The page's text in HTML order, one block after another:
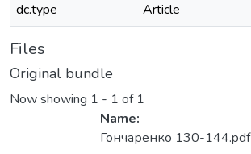
dc.type
Article
Files
Original bundle
Now showing 1 - 1 of 1
Name:
Гончаренко 130-144.pdf